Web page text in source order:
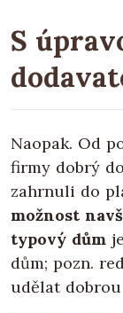
S
Naopak. Od
firmy dobrý
zahrnuli do
možnost
typový dům
dům; pozn.
udělat